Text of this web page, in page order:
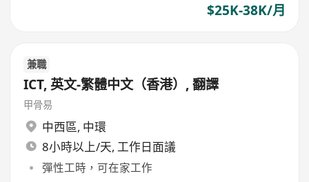
$25K-38K/月
兼職
ICT, 英文-繁體中文（香港）, 翻譯
甲骨易
中西區, 中環
8小時以上/天, 工作日面議
彈性工時，可在家工作